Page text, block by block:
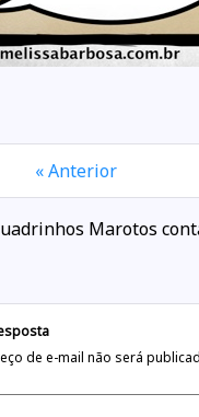
« Anterior
Marotos
de e-mail não será